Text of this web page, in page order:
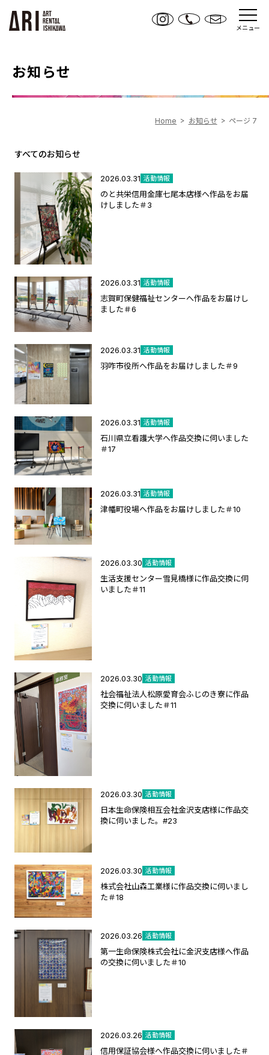
メニュー
お知らせ
Home お知らせ ページ 7
すべてのお知らせ
2026.03.31 活動情報
のと共栄信用金庫七尾本店様へ作品をお届
けしました＃3
2026.03.31 活動情報
志賀町保健福祉センターへ作品をお届けし
ました＃6
2026.03.31 活動情報
羽咋市役所へ作品をお届けしました＃9
2026.03.31 活動情報
石川県立看護大学へ作品交換に伺いました
＃17
2026.03.31 活動情報
津幡町役場へ作品をお届けしました＃10
2026.03.30 活動情報
生活支援センター雪見橋様に作品交換に伺
いました＃11
2026.03.30 活動情報
社会福祉法人松原愛育会ふじのき寮に作品
交換に伺いました＃11
2026.03.30 活動情報
日本生命保険相互会社金沢支店様に作品交
換に伺いました。#23
2026.03.30 活動情報
株式会社山森工業様に作品交換に伺いまし
た＃18
2026.03.26 活動情報
第一生命保険株式会社に金沢支店様へ作品
の交換に伺いました＃10
2026.03.26 活動情報
信用保証協会様へ作品交換に伺いました＃